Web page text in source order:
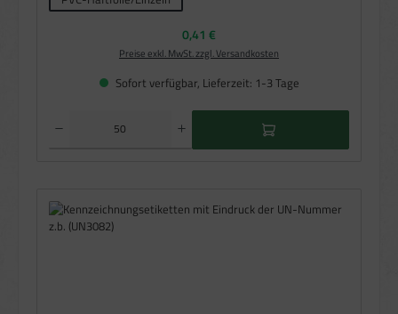
Regulärer Preis:
0,41 €
Preise exkl. MwSt. zzgl. Versandkosten
Sofort verfügbar, Lieferzeit: 1-3 Tage
Produkt Anzahl: Gib den gewünschten Wert ein oder benutze die Schaltflächen um die Anzahl zu